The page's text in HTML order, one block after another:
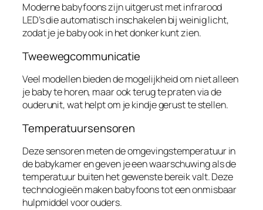
Moderne babyfoons zijn uitgerust met infrarood
LED’s die automatisch inschakelen bij weinig licht,
zodat je je baby ook in het donker kunt zien.
Tweewegcommunicatie
Veel modellen bieden de mogelijkheid om niet alleen
je baby te horen, maar ook terug te praten via de
ouderunit, wat helpt om je kindje gerust te stellen.
Temperatuursensoren
Deze sensoren meten de omgevingstemperatuur in
de babykamer en geven je een waarschuwing als de
temperatuur buiten het gewenste bereik valt. Deze
technologieën maken babyfoons tot een onmisbaar
hulpmiddel voor ouders.